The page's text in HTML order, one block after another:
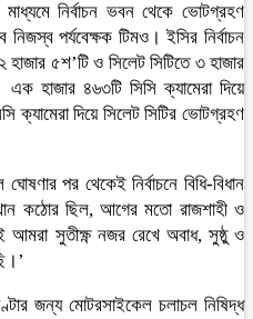
নির্বাচন ভবন থেকে ভোটগ্রহণ
পর্যবেক্ষক টিমও। ইসির নির্বাচন
হাজার ৫শ’টি ও সিলেট সিটিতে ৩ হাজার
হাজার ৪৬৩টি সিসি ক্যামেরা দিয়ে
ক্যামেরা দিয়ে সিলেট সিটির ভোটগ্রহণ
পর থেকেই নির্বাচনে বিধি-বিধান
কঠোর ছিল, আগের মতো রাজশাহী ও
আমরা সুতীক্ষ্ণ নজর রেখে অবাধ, সুষ্ঠু ও
জন্য মোটরসাইকেল চলাচল নিষিদ্ধ